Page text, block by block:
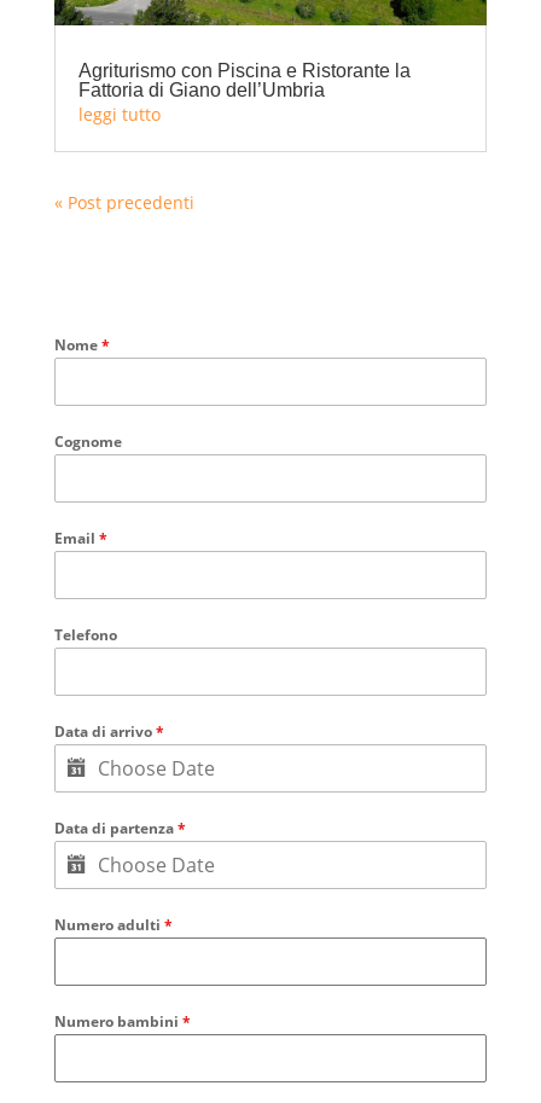
Agriturismo con Piscina e Ristorante la
Fattoria di Giano dell’Umbria
leggi tutto
« Post precedenti
Nome*
Cognome
Email *
Telefono
Data di arrivo*
Data di partenza*
Numero adulti *
Numero bambini *